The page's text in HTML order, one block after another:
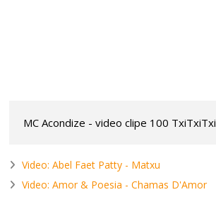
MC Acondize - video clipe 100 TxiTxiTxi
Video: Abel Faet Patty - Matxu
Video: Amor & Poesia - Chamas D'Amor